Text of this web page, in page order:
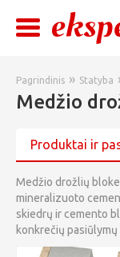
Pagrindinis » Statyba
Medžio
Produktai ir
Medžio drožlių
mineralizuoto
skiedrų ir cemento
konkrečių